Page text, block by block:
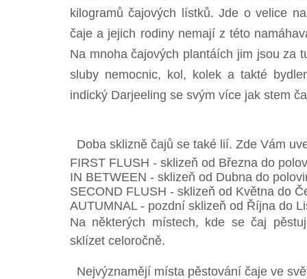
kilogramů čajových lístků. Jde o velice
čaje a jejich rodiny nemají z této
Na mnoha čajových plantáích jim jsou za
sluby nemocnic, kol, kolek a takté
indický Darjeeling se svým více jak stem
Doba sklizně čajů se také lií. Zde Vám
FIRST FLUSH - sklizeň od Března do
IN BETWEEN - sklizeň od Dubna do
SECOND FLUSH - sklizeň od Května do
AUTUMNAL - pozdní sklizeň od Října do
Na některých místech, kde se čaj
sklízet celoročně.
Nejvýznamějí místa pěstování čaje ve